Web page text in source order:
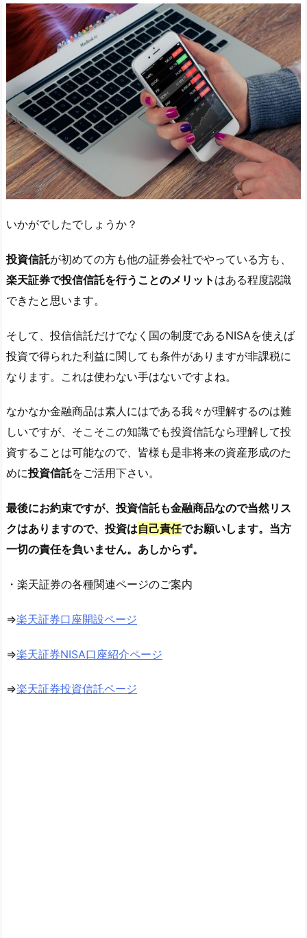
いかがでしたでしょうか？
投資信託が初めての方も他の証券会社でやっている方も、
楽天証券で投信信託を行うことのメリット はある程度認識
できたと思います。
そして、投信信託だけでなく国の制度であるNISAを使えば
投資で得られた利益に関しても条件がありますが非課税に
なります。これは使わない手はないですよね。
なかなか金融商品は素人にはである我々が理解するのは難
しいですが、そこそこの知識でも投資信託なら理解して投
資することは可能なので、皆様も是非将来の資産形成のた
めに投資信託をご活用下さい。
最後にお約束ですが、投資信託も金融商品なので当然リス
クはありますので、投資は自己責任でお願いします。当方
一切の責任を負いません。あしからず。
・楽天証券の各種関連ページのご案内
⇒楽天証券口座開設ページ
⇒楽天証券NISA口座紹介ページ
⇒楽天証券投資信託ページ